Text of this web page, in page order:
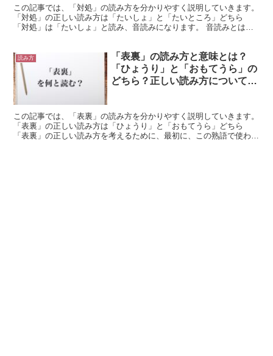
この記事では、「対処」の読み方を分かりやすく説明していきます。
「対処」の正しい読み方は「たいしょ」と「たいところ」どちら
「対処」は「たいしょ」と読み、音読みになります。 音読みとは、
読み方
「表裏」の読み方と意味とは？
「ひょうり」と「おもてうら」の
どちら？正しい読み方について詳
この記事では、「表裏」の読み方を分かりやすく説明していきます。
「表裏」の正しい読み方は「ひょうり」と「おもてうら」どちら
「表裏」の正しい読み方を考えるために、最初に、この熟語で使われ